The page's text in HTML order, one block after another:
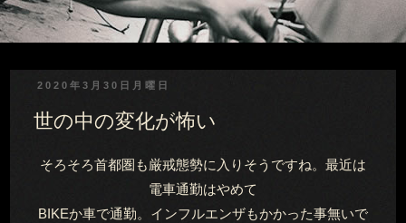
2020年3月30日月曜日
世の中の変化が怖い
そろそろ首都圏も厳戒態勢に入りそうですね。最近は
電車通勤はやめて
BIKEか車で通勤。インフルエンザもかかった事無いで